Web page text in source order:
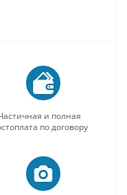
и полная
по договору